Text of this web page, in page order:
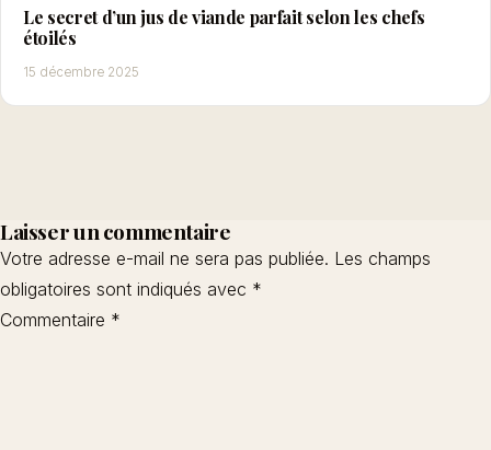
Le secret d’un jus de viande parfait selon les chefs
étoilés
15 décembre 2025
Laisser un commentaire
Votre adresse e-mail ne sera pas publiée. Les champs
obligatoires sont indiqués avec *
Commentaire *